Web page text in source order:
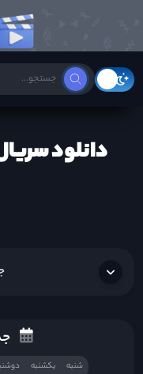
دانلود
شنبه یکشنبه